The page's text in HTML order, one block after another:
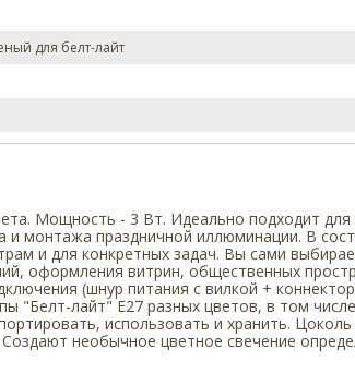
для белт-лайт
Мощность - 3 Вт. Идеально подходит для
монтажа праздничной иллюминации. В
и для конкретных задач. Вы сами
оформления витрин, общественных
(шнур питания с вилкой +
"Белт-лайт" E27 разных цветов, в том
использовать и хранить.
необычное цветное свечение